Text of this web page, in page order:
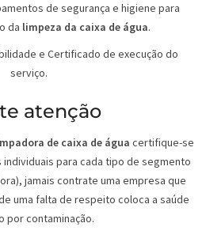
de segurança e higiene para
da limpeza da caixa de água.
e Certificado de execução do
serviço.
atenção
de caixa de água certifique-se
para cada tipo de segmento
jamais contrate uma empresa que
uma falta de respeito coloca a saúde
por contaminação.